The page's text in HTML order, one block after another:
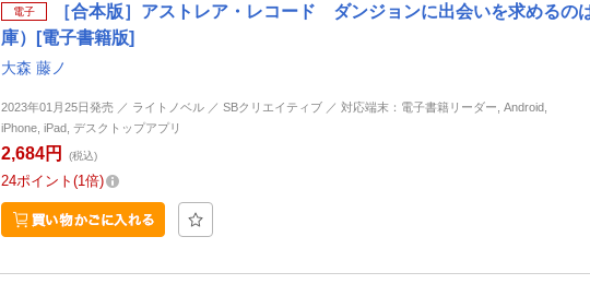
電子
［合本版］アストレア・レコード ダンジョンに出会いを求める
庫）[電子書籍版]
大森 藤ノ
2023年01月25日発売 ／ ライトノベル ／ SBクリエイティブ ／ 対応端末：電子書籍リーダー, Android,
iPhone, iPad, デスクトップアプリ
2,684円 (税込)
24ポイント 1倍